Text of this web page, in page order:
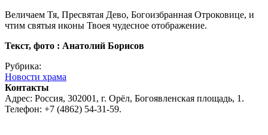
Величаем Тя, Пресвятая Дево, Богоизбранная Отроковице, и
чтим святыя иконы Твоея чудесное отображение.
Текст, фото : Анатолий Борисов
Рубрика:
Новости храма
Контакты
Адрес: Россия, 302001, г. Орёл, Богоявленская площадь, 1.
Телефон: +7 (4862) 54-31-59.